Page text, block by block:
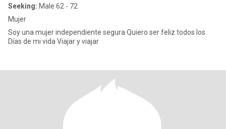
Seeking: Male 62 - 72
Mujer
Soy una mujer independiente segura Quiero ser feliz todos los
Días de mi vida Viajar y viajar